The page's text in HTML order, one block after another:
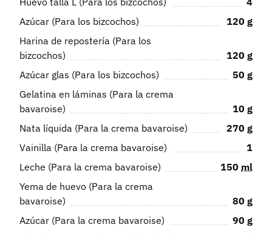
Azúcar (Para los bizcochos)
120 g
Harina de repostería (Para los
bizcochos)
120 g
Azúcar glas (Para los bizcochos)
50 g
Gelatina en láminas (Para la crema
bavaroise)
10 g
Nata líquida (Para la crema bavaroise)
270 g
Vainilla (Para la crema bavaroise)
1
Leche (Para la crema bavaroise)
150 ml
Yema de huevo (Para la crema
bavaroise)
80 g
Azúcar (Para la crema bavaroise)
90 g